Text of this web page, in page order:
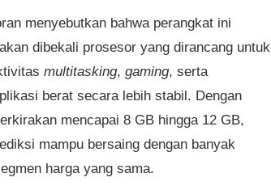
menyebutkan bahwa perangkat ini
dibekali prosesor yang dirancang untuk
multitasking, gaming, serta
berat secara lebih stabil. Dengan
mencapai 8 GB hingga 12 GB,
mampu bersaing dengan banyak
harga yang sama.